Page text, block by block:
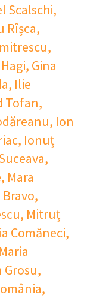
Scalschi,
Rîșca,
,
, Gina
, Ilie
Tofan,
, Ion
, Ionuț
,
, Mara
Bravo,
, Mitruț
Comăneci,
Grosu,
,